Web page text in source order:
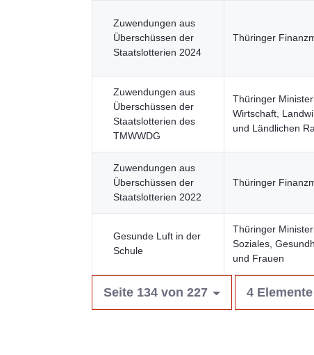
Zuwendungen aus
Überschüssen der
Staatslotterien 2024
Thüringer
Zuwendungen aus
Überschüssen der
Staatslotterien des
TMWWDG
Thüringer
Wirtschaft,
und Ländlichen
Zuwendungen aus
Überschüssen der
Staatslotterien 2022
Thüringer
Gesunde Luft in der
Schule
Thüringer
Soziales,
und Frauen
Seite 134 von 227 4